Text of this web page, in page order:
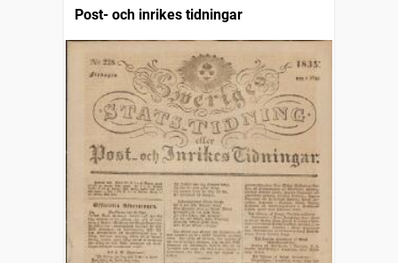
Post- och inrikes tidningar